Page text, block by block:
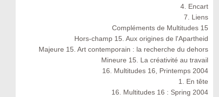
4. Encart
7. Liens
Compléments de Multitudes 15
Hors-champ 15. Aux origines de l'Apartheid
Majeure 15. Art contemporain : la recherche du dehors
Mineure 15. La créativité au travail
16. Multitudes 16, Printemps 2004
1. En tête
16. Multitudes 16 : Spring 2004